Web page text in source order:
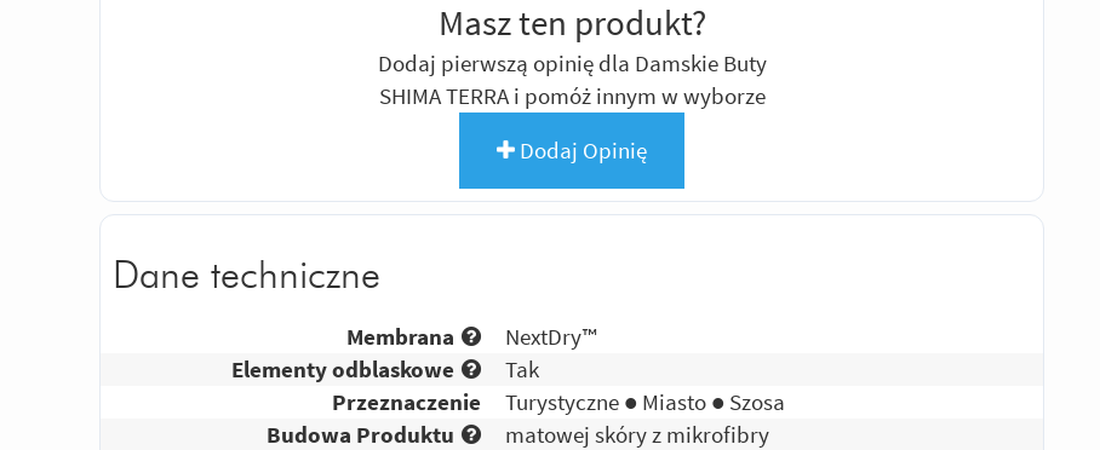
Masz ten produkt?
Dodaj pierwszą opinię dla Damskie Buty
SHIMA TERRA i pomóż innym w wyborze
Dodaj Opinię
Dane techniczne
Membrana
NextDry™
Elementy odblaskowe
Tak
Przeznaczenie
Turystyczne ● Miasto ● Szosa
Budowa Produktu
matowej skóry z mikrofibry